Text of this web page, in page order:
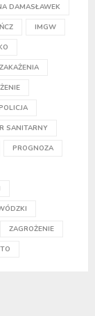
DAMASŁAWEK
IMGW
SANITARNY
PROGNOZA
ZAGROŻENIE